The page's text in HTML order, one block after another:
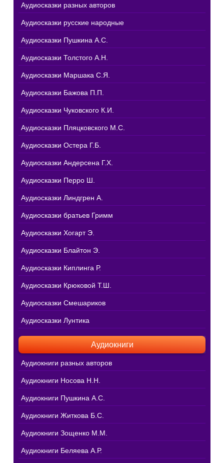
Аудиосказки разных авторов
Аудиосказки русские народные
Аудиосказки Пушкина А.С.
Аудиосказки Толстого А.Н.
Аудиосказки Маршака С.Я.
Аудиосказки Бажова П.П.
Аудиосказки Чуковского К.И.
Аудиосказки Пляцковского М.С.
Аудиосказки Остера Г.Б.
Аудиосказки Андерсена Г.Х.
Аудиосказки Перро Ш.
Аудиосказки Линдгрен А.
Аудиосказки братьев Гримм
Аудиосказки Хогарт Э.
Аудиосказки Блайтон Э.
Аудиосказки Киплинга Р.
Аудиосказки Крюковой Т.Ш.
Аудиосказки Смешариков
Аудиосказки Лунтика
Аудиокниги
Аудиокниги разных авторов
Аудиокниги Носова Н.Н.
Аудиокниги Пушкина А.С.
Аудиокниги Житкова Б.С.
Аудиокниги Зощенко М.М.
Аудиокниги Беляева А.Р.